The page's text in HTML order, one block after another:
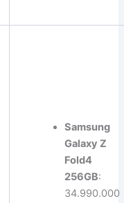
Samsung
Galaxy Z
Fold4
256GB:
34.990.000